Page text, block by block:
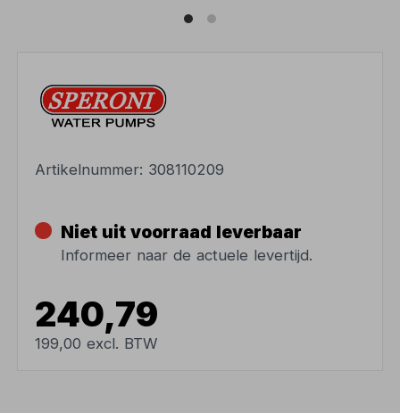
Artikelnummer: 308110209
Niet uit voorraad leverbaar
Informeer naar de actuele levertijd.
240,79
199,00 excl. BTW